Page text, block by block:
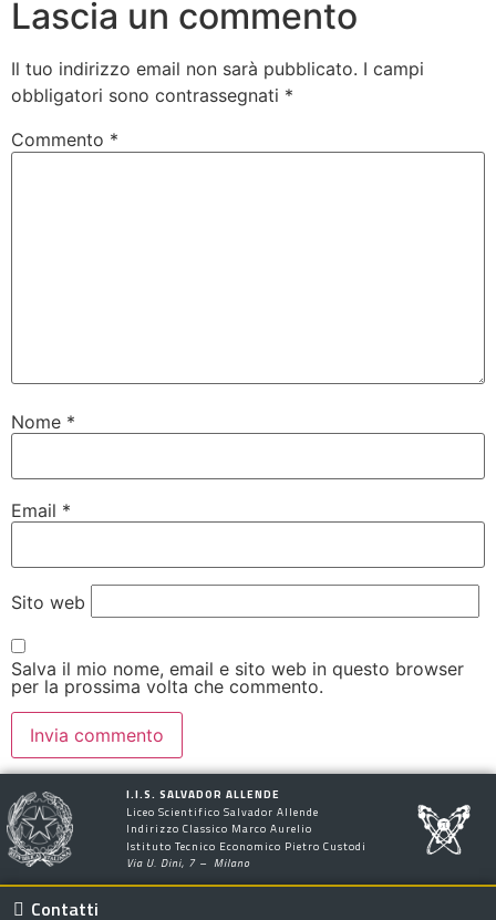
Lascia un commento
Il tuo indirizzo email non sarà pubblicato. I campi
obbligatori sono contrassegnati *
Commento *
Nome *
Email *
Sito web
Salva il mio nome, email e sito web in questo browser
per la prossima volta che commento.
I.I.S. SALVADOR ALLENDE
Liceo Scientifico Salvador Allende
Indirizzo Classico Marco Aurelio
Istituto Tecnico Economico Pietro Custodi
Via U. Dini, 7 – Milano
Contatti